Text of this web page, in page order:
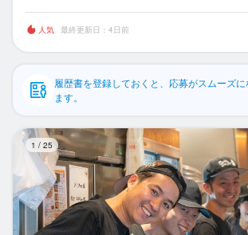
食べログ求人PRESS
プライバシーポリシー
利用規約
企業情報
人気 最終更新日：4日前
履歴書を登録しておくと、応募がスムーズに
ます。
1 / 25